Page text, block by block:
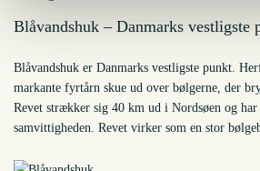
Blåvandshuk – Danmarks vestligste
Blåvandshuk er Danmarks vestligste punkt.
markante fyrtårn skue ud over bølgerne, der
Revet strækker sig 40 km ud i Nordsøen og
samvittigheden. Revet virker som en stor